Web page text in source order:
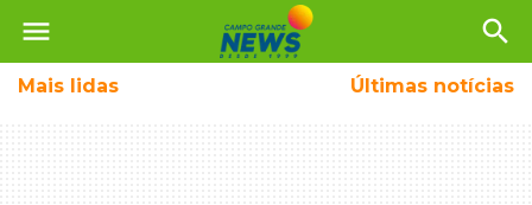
menu search
Mais lidas Últimas notícias